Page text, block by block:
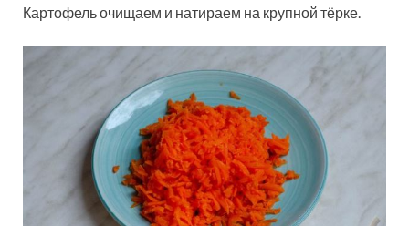
Картофель очищаем и натираем на крупной тёрке.